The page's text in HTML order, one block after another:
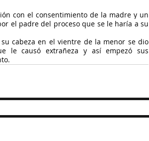
con el consentimiento de la madre y un
el padre del proceso que se le haría a su
cabeza en el vientre de la menor se dio
le causó extrañeza y así empezó sus